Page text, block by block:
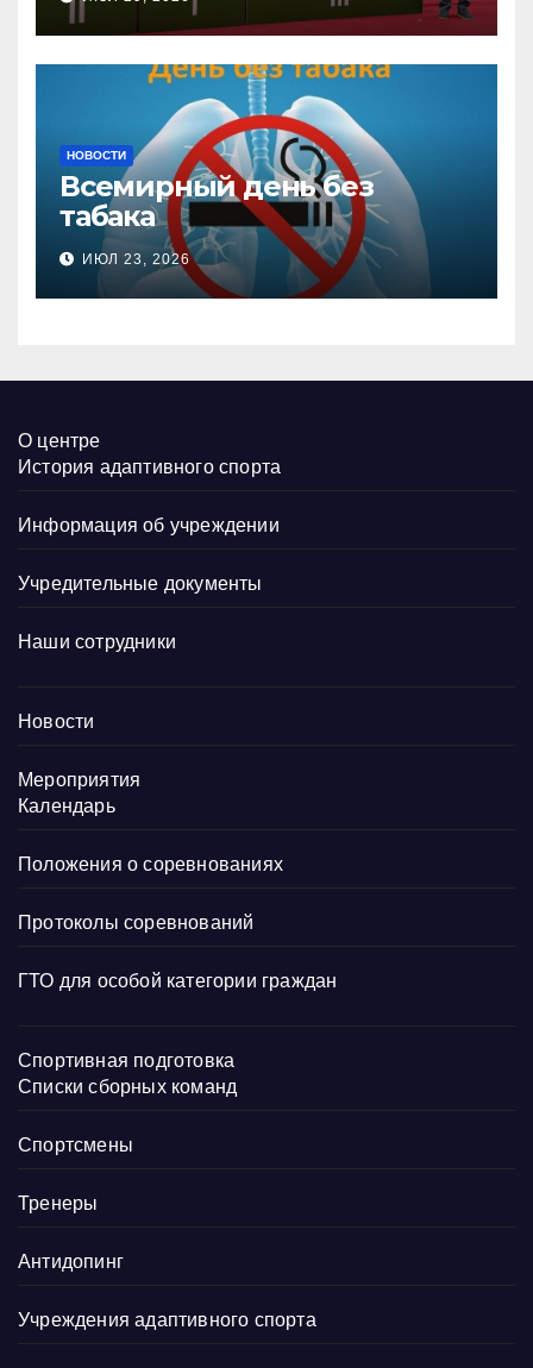
настольного тенниса ПОДА
НОВОСТИ
Всемирный день без
табака
ИЮЛ 23, 2026
О центре
История адаптивного спорта
Информация об учреждении
Учредительные документы
Наши сотрудники
Новости
Мероприятия
Календарь
Положения о соревнованиях
Протоколы соревнований
ГТО для особой категории граждан
Спортивная подготовка
Списки сборных команд
Спортсмены
Тренеры
Антидопинг
Учреждения адаптивного спорта